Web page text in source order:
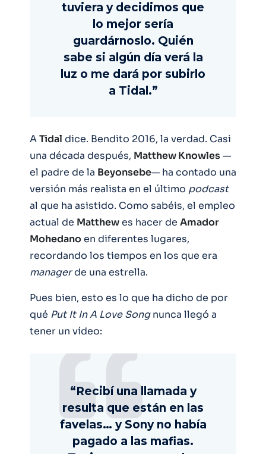
tuviera y decidimos que
lo mejor sería
guardárnoslo. Quién
sabe si algún día verá la
luz o me dará por subirlo
a Tidal.”
ATidal dice. Bendito 2016, la verdad. Casi
una década después, Matthew Knowles—
el padre de la Beyonsebe— ha contado una
versión más realista en el último podcast
al que ha asistido. Como sabéis, el empleo
actual de Matthewes hacer de Amador
Mohedanoen diferentes lugares,
recordando los tiempos en los que era
managerde una estrella.
Pues bien, esto es lo que ha dicho de por
qué Put It In A Love Songnunca llegó a
tener un vídeo:
“Recibí una llamada y
resulta que están en las
favelas… y Sony no había
pagado a las mafias.